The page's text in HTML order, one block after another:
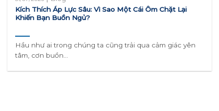
Kích Thích Áp Lực Sâu: Vì Sao Một Cái Ôm Chặt Lại
Khiến Bạn Buồn Ngủ?
Hầu như ai trong chúng ta cũng trải qua cảm giác yên
tâm, cơn buồn...